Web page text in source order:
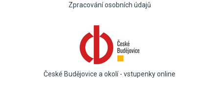
Zpracování osobních údajů
České Budějovice a okolí - vstupenky online